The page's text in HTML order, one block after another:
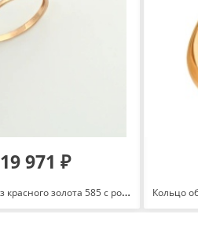
19 971 ₽
Кольцо с фианитами из красного золота 585 с родированием КольцоКЛ-32/18,0/бцФ/з585